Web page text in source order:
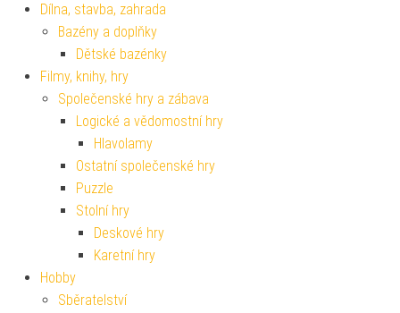
Dílna, stavba, zahrada
Bazény a doplňky
Dětské bazénky
Filmy, knihy, hry
Společenské hry a zábava
Logické a vědomostní hry
Hlavolamy
Ostatní společenské hry
Puzzle
Stolní hry
Deskové hry
Karetní hry
Hobby
Sběratelství